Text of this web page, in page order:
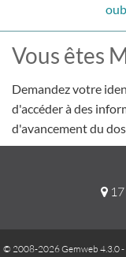
Vous êtes
Demandez votre
d'accéder à des
d'avancement du
© 2008-2026 Gemweb 4.3.0-